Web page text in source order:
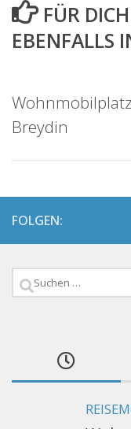
FÜR
EBENFALLS
Wohnmobilplatz
Breydin
FOLGEN:
Suchen